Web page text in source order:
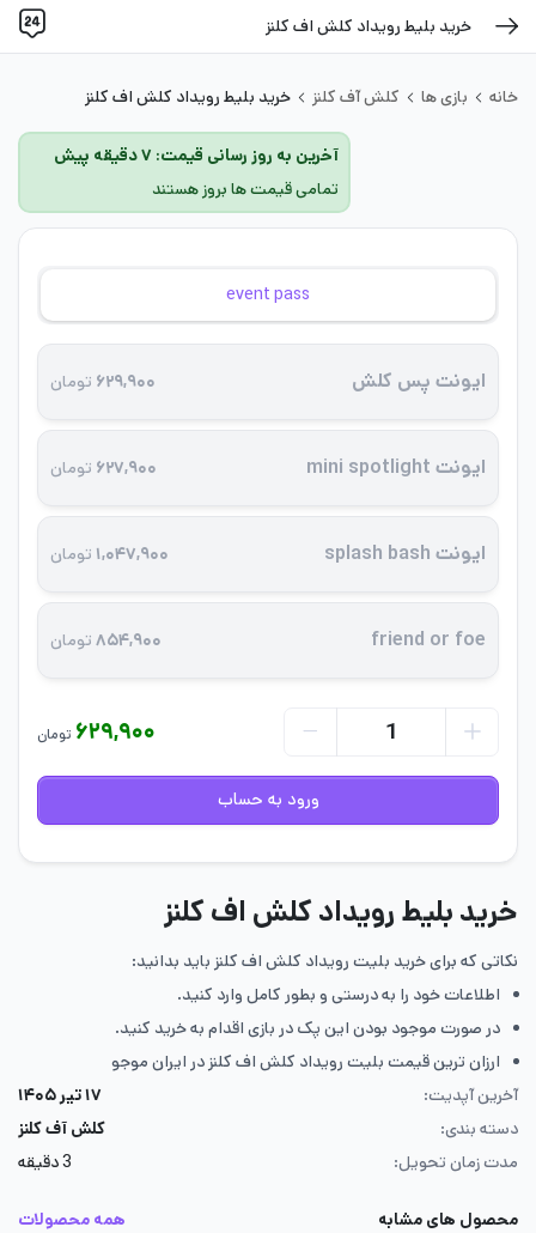
خرید بلیط رویداد کلش اف کلنز
خانه بازی ها کلش آف کلنز خرید بلیط رویداد کلش اف کلنز
خرید بلیط رویداد کلش اف کلنز
نکاتی که برای خرید بلیت رویداد کلش اف کلنز باید بدانید:
اطلاعات خود را به درستی و بطور کامل وارد کنید.
در صورت موجود بودن این پک در بازی اقدام به خرید کنید.
ارزان ترین قیمت بلیت رویداد کلش اف کلنز در ایران موجو
آخرین آپدیت:
۱۷ تیر ۱۴۰۵
دسته بندی:
کلش آف کلنز
مدت زمان تحویل:
3 دقیقه
آخرین به روز رسانی قیمت: ۷ دقیقه پیش
تمامی قیمت ها بروز هستند
event pass
ایونت پس کلش ۶۲۹,۹۰۰ تومان
ایونت mini spotlight ۶۲۷,۹۰۰ تومان
ایونت splash bash ۱,۰۴۷,۹۰۰ تومان
friend or foe ۸۵۴,۹۰۰ تومان
۶۲۹,۹۰۰ تومان
ورود به حساب
محصول های مشابه همه محصولات